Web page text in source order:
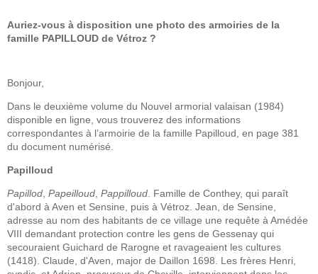
Auriez-vous à disposition une photo des armoiries de la
famille PAPILLOUD de Vétroz ?
Bonjour,
Dans le deuxième volume du Nouvel armorial valaisan (1984)
disponible en ligne, vous trouverez des informations
correspondantes à l’armoirie de la famille Papilloud, en page 381
du document numérisé.
Papilloud
Papillod Papeilloud Pappilloud . Famille de Conthey, qui paraît
d'abord à Aven et Sensine, puis à Vétroz. Jean, de Sensine,
adresse au nom des habitants de ce village une requête à Amédée
VIII demandant protection contre les gens de Gessenay qui
secouraient Guichard de Rarogne et ravageaient les cultures
(1418). Claude, d'Aven, major de Daillon 1698. Les frères Henri,